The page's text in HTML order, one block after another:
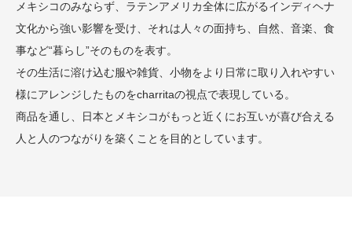
メキシコのみならず、ラテンアメリカ全体に広がるインディヘナ
文化から強い影響を受け、それは人々の面持ち、自然、音楽、食
事など“暮らし”そのものを表す。
その生活に溶け込む服や雑貨、小物をより日常に取り入れやすい
様にアレンジしたものをcharritaの視点で表現している。
商品を通し、日本とメキシコがもっと近くにお互いが喜び合える
人と人のつながりを築くことを目的としています。